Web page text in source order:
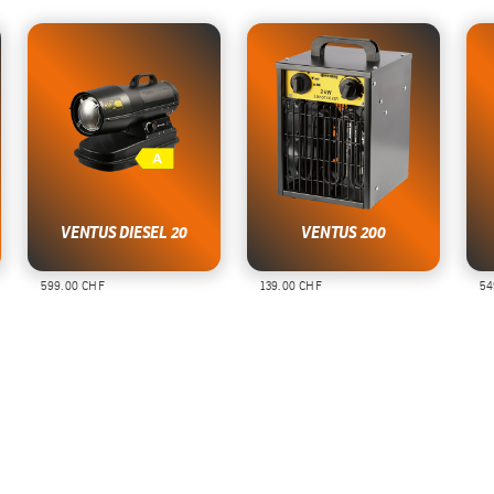
VENTUS DIESEL 20
599.00 CHF
VENTUS 200
139.00 CHF